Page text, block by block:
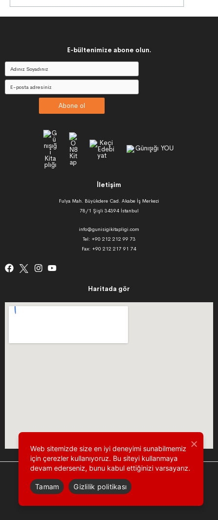
E-bültenimize abone olun.
Abone ol
İletişim
Fulya Mah. Büyükdere Cad. Akabe İş Merkezi
78/1 Şişli 34394 İstanbul
info@gunisigikitapligi.com
Tel: +90 212 212 99 73
Fax: +90 212 217 91 74
Haritada gör
Web sitemizde size en iyi deneyimi sunabilmemiz
için çerezler kullanıyoruz. Bu siteyi kullanmaya
devam ederseniz, bunu kabul ettiğinizi varsayarız.
Tamam Gizlilik politikası